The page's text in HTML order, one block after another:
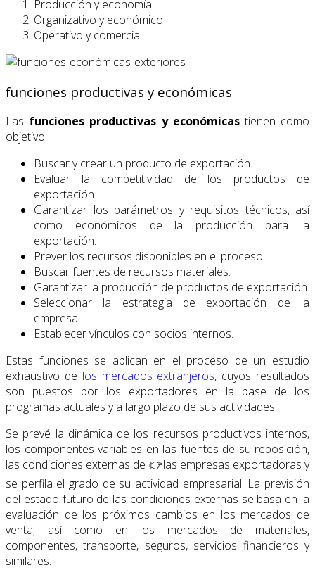
Producción y economía
Organizativo y económico
Operativo y comercial
funciones productivas y económicas
Las funciones productivas y económicastienen como
objetivo:
Buscar y crear un producto de exportación.
Evaluar la competitividad de los productos de
exportación.
Garantizar los parámetros y requisitos técnicos, así
como económicos de la producción para la
exportación.
Prever los recursos disponibles en el proceso.
Buscar fuentes de recursos materiales.
Garantizar la producción de productos de exportación.
Seleccionar la estrategia de exportación de la
empresa.
Establecer vínculos con socios internos.
Estas funciones se aplican en el proceso de un estudio
exhaustivo de los mercados extranjeros, cuyos resultados
son puestos por los exportadores en la base de los
programas actuales y a largo plazo de sus actividades.
Se prevé la dinámica de los recursos productivos internos,
los componentes variables en las fuentes de su reposición,
las condiciones externas de 👉las empresas exportadoras y
se perfila el grado de su actividad empresarial. La previsión
del estado futuro de las condiciones externas se basa en la
evaluación de los próximos cambios en los mercados de
venta, así como en los mercados de materiales,
componentes, transporte, seguros, servicios financieros y
similares.